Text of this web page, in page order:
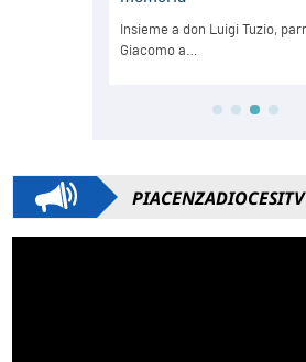
PIACENZADIOCESITV